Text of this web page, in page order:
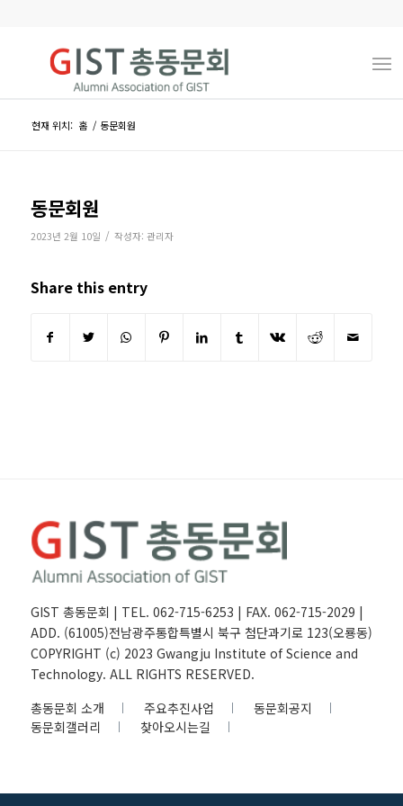
현재 위치: 홈 / 동문회원
동문회원
2023년 2월 10일 / 작성자: 관리자
Share this entry
GIST 총동문회 | TEL. 062-715-6253 | FAX. 062-715-2029 |
ADD. (61005)전남광주통합특별시 북구 첨단과기로 123(오룡동)
COPYRIGHT (c) 2023 Gwangju Institute of Science and
Technology. ALL RIGHTS RESERVED.
총동문회 소개
주요추진사업
동문회공지
동문회갤러리
찾아오시는길